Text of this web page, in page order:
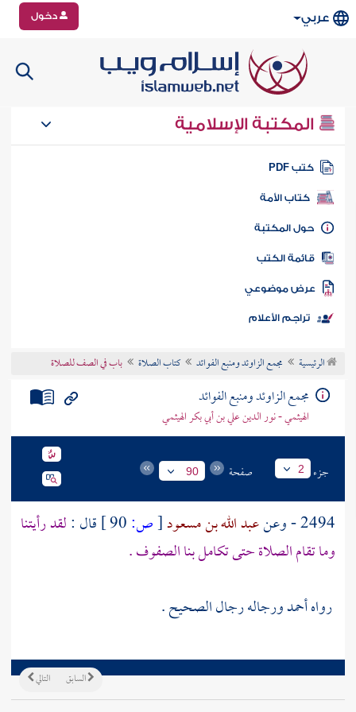
عربي دخول
المكتبة الإسلامية
كتب PDF
كتاب الأمة
المكتبة
الكتب
موضوعي
تراجم الأعلام
الرئيسية مجمع الزاوئد ومنبع الفوائد كتاب الصلاة باب في الصف للصلاة
مجمع الزاوئد ومنبع الفوائد
الهيثمي - نور الدين علي بن أبي بكر الهيثمي
جزء 2 صفحة 90
2494 - وعن عبد الله بن مسعود[ص: قال :لقد رأيتنا
وما تقام الصلاة حتى تكامل بنا الصفوف .
رواهأحمدورجاله رجال الصحيح .
التالي السابق